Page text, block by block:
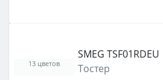
SMEG TSF01RDEU
Тостер
13 цветов